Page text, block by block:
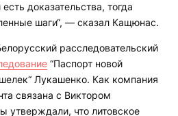
доказательства, тогда
шаги“, — сказал Кащюнас.
расследовательский
“Паспорт новой
Лукашенко. Как компания
связана с Виктором
утверждали, что литовское